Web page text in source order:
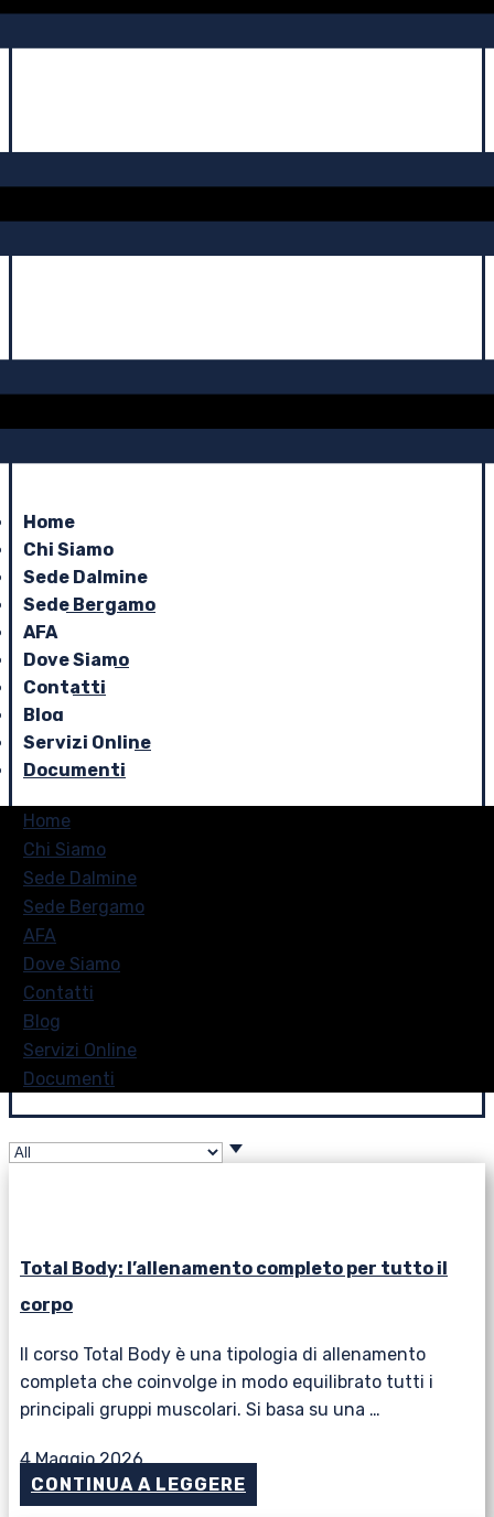
Home
Chi Siamo
Sede Dalmine
Sede Bergamo
AFA
Dove Siamo
Contatti
Blog
Servizi Online
Documenti
Home
Chi Siamo
Sede Dalmine
Sede Bergamo
AFA
Dove Siamo
Contatti
Blog
Servizi Online
Documenti
Total Body: l’allenamento completo per tutto il
corpo
Il corso Total Body è una tipologia di allenamento
completa che coinvolge in modo equilibrato tutti i
principali gruppi muscolari. Si basa su una …
4 Maggio 2026
CONTINUA A LEGGERE